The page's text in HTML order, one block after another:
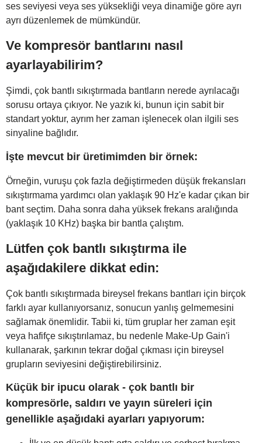
ses seviyesi veya ses yüksekliği veya dinamiğe göre ayrı
ayrı düzenlemek de mümkündür.
Ve kompresör bantlarını nasıl
ayarlayabilirim?
Şimdi, çok bantlı sıkıştırmada bantların nerede ayrılacağı
sorusu ortaya çıkıyor. Ne yazık ki, bunun için sabit bir
standart yoktur, ayrım her zaman işlenecek olan ilgili ses
sinyaline bağlıdır.
İşte mevcut bir üretimimden bir örnek:
Örneğin, vuruşu çok fazla değiştirmeden düşük frekansları
sıkıştırmama yardımcı olan yaklaşık 90 Hz'e kadar çıkan bir
bant seçtim. Daha sonra daha yüksek frekans aralığında
(yaklaşık 10 KHz) başka bir bantla çalıştım.
Lütfen çok bantlı sıkıştırma ile
aşağıdakilere dikkat edin:
Çok bantlı sıkıştırmada bireysel frekans bantları için birçok
farklı ayar kullanıyorsanız, sonucun yanlış gelmemesini
sağlamak önemlidir. Tabii ki, tüm gruplar her zaman eşit
veya hafifçe sıkıştırılamaz, bu nedenle Make-Up Gain'i
kullanarak, şarkının tekrar doğal çıkması için bireysel
grupların seviyesini değiştirebilirsiniz.
Küçük bir ipucu olarak - çok bantlı bir
kompresörle, saldırı ve yayın süreleri için
genellikle aşağıdaki ayarları yapıyorum: